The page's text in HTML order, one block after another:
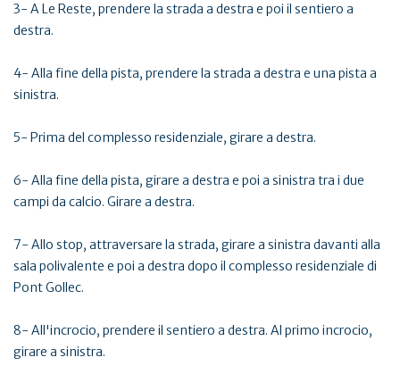
3- A Le Reste, prendere la strada a destra e poi il sentiero a
destra.
4- Alla fine della pista, prendere la strada a destra e una pista a
sinistra.
5- Prima del complesso residenziale, girare a destra.
6- Alla fine della pista, girare a destra e poi a sinistra tra i due
campi da calcio. Girare a destra.
7- Allo stop, attraversare la strada, girare a sinistra davanti alla
sala polivalente e poi a destra dopo il complesso residenziale di
Pont Gollec.
8- All'incrocio, prendere il sentiero a destra. Al primo incrocio,
girare a sinistra.